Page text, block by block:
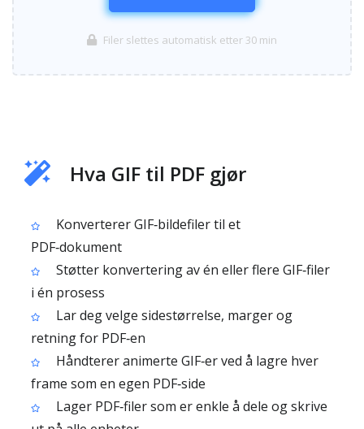
Filer slettes automatisk etter 30 min
Hva GIF til PDF gjør
Konverterer GIF‑bildefiler til et
PDF‑dokument
Støtter konvertering av én eller flere GIF‑filer
i én prosess
Lar deg velge sidestørrelse, marger og
retning for PDF‑en
Håndterer animerte GIF‑er ved å lagre hver
frame som en egen PDF‑side
Lager PDF‑filer som er enkle å dele og skrive